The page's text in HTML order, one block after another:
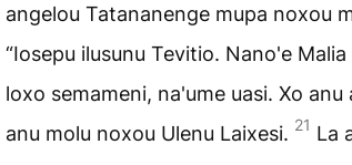
angelou Tatananenge mupa noxou
“Iosepu ilusunu Tevitio. Nano'e
loxo semameni, na'ume uasi. Xo
anu molu noxou Ulenu Laixesi. 21 La